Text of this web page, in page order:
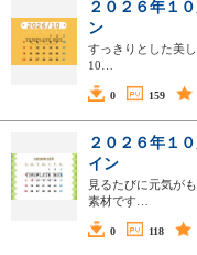
２０２６年１
ン
すっきりとした美
10…
0 159
２０２６年１
イン
見るたびに元気が
素材です…
0 118